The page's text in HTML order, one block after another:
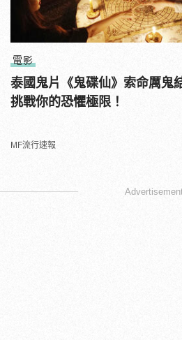
電影
泰國鬼片《鬼碟仙》索命厲鬼
挑戰你的恐懼極限！
MF流行速報